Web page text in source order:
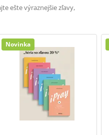
ešte výraznejšie zľavy,
Novinka